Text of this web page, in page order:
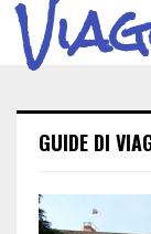
GUIDE DI